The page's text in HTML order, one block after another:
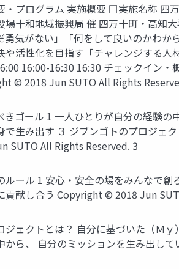
・プログラム 実施概要 □実施名称 四
場十和地域振興局 催 四万十町・高知
勇気がない」「何をして良いのかわ
や活性化を目指す「チャレンジする
16:00-16:30 16:30 チェックイン・
© 2018 Jun SUTO All Rights
きゴール 1 一人ひとりが自分の経験
で生み出す ３ ジブンゴトのプロジェ
SUTO All Rights Reserved. 3
ルール 1 安心・安全の場をみんなで
貢献し合う Copyright © 2018 Jun
ジェクトとは？ 自分に基づいた（Ｍ
から、 自分のミッションを生み出し